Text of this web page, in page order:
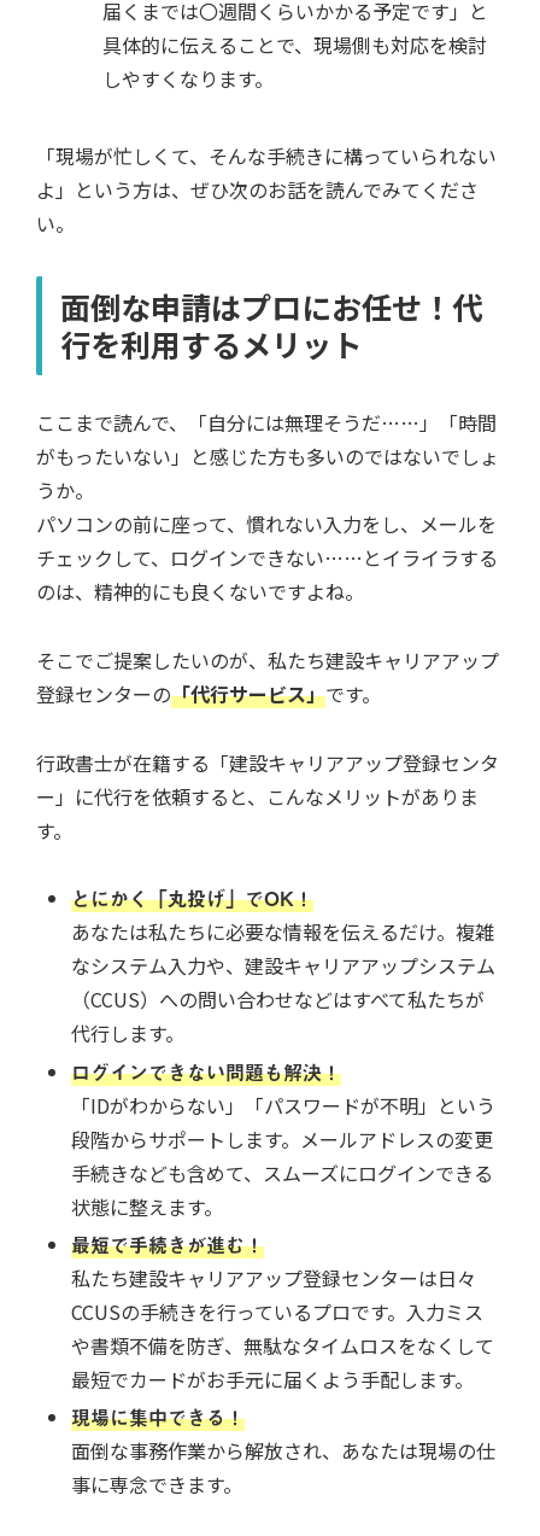
届くまでは〇週間くらいかかる予定です」と
具体的に伝えることで、現場側も対応を検討
しやすくなります。
「現場が忙しくて、そんな手続きに構っていられない
よ」という方は、ぜひ次のお話を読んでみてくださ
い。
面倒な申請はプロにお任せ！代
行を利用するメリット
ここまで読んで、「自分には無理そうだ……」「時間
がもったいない」と感じた方も多いのではないでしょ
うか。
パソコンの前に座って、慣れない入力をし、メールを
チェックして、ログインできない……とイライラする
のは、精神的にも良くないですよね。
そこでご提案したいのが、私たち建設キャリアアップ
登録センターの「代行サービス」です。
行政書士が在籍する「建設キャリアアップ登録センタ
ー」に代行を依頼すると、こんなメリットがありま
す。
とにかく「丸投げ」でOK！
あなたは私たちに必要な情報を伝えるだけ。複雑
なシステム入力や、建設キャリアアップシステム
（CCUS）への問い合わせなどはすべて私たちが
代行します。
ログインできない問題も解決！
「IDがわからない」「パスワードが不明」という
段階からサポートします。メールアドレスの変更
手続きなども含めて、スムーズにログインできる
状態に整えます。
最短で手続きが進む！
私たち建設キャリアアップ登録センターは日々
CCUSの手続きを行っているプロです。入力ミス
や書類不備を防ぎ、無駄なタイムロスをなくして
最短でカードがお手元に届くよう手配します。
現場に集中できる！
面倒な事務作業から解放され、あなたは現場の仕
事に専念できます。